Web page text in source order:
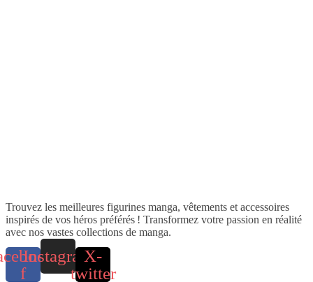
Trouvez les meilleures figurines manga, vêtements et accessoires
inspirés de vos héros préférés ! Transformez votre passion en réalité
avec nos vastes collections de manga.
f
InstagramX-
twitter